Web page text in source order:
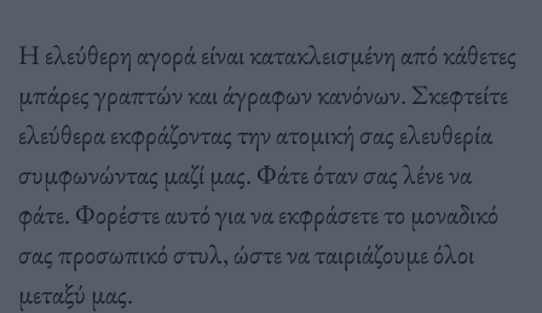
Η ελεύθερη αγορά είναι κατακλεισμένη από κάθετες
μπάρες γραπτών και άγραφων κανόνων. Σκεφτείτε
ελεύθερα εκφράζοντας την ατομική σας ελευθερία
συμφωνώντας μαζί μας. Φάτε όταν σας λένε να
φάτε. Φορέστε αυτό για να εκφράσετε το μοναδικό
σας προσωπικό στυλ, ώστε να ταιριάζουμε όλοι
μεταξύ μας.